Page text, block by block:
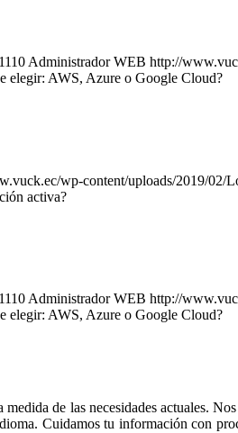
1110Administrador WEB http://
elegir: AWS, Azure o Google Cloud?
wp-content/uploads/2019/02/
activa?
1110 Administrador WEB http://
elegir: AWS, Azure o Google Cloud?
de las necesidades actuales.
Cuidamos tu información con